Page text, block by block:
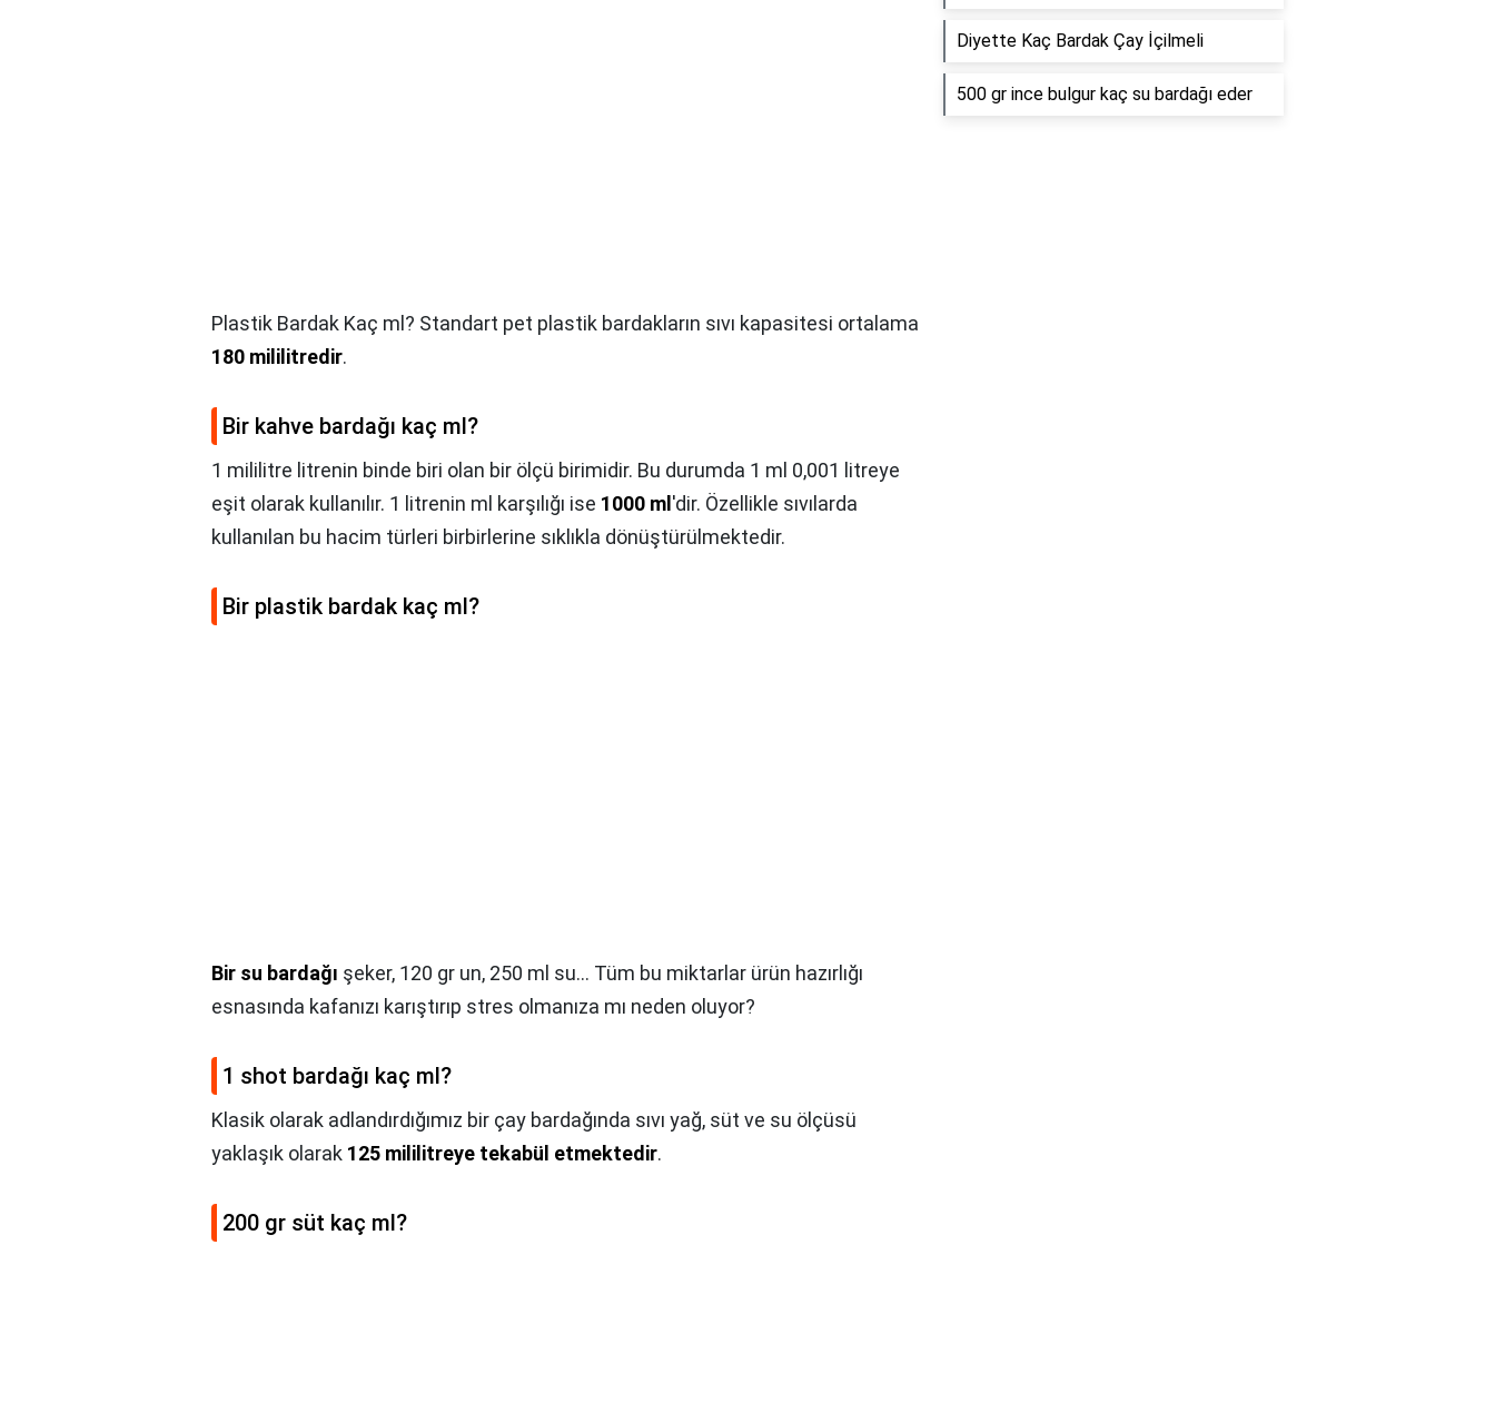
Plastik Bardak Kaç ml? Standart pet plastik bardakların sıvı kapasitesi ortalama
180 mililitredir.
Bir kahve bardağı kaç ml?
1 mililitre litrenin binde biri olan bir ölçü birimidir. Bu durumda 1 ml 0,001 litreye
eşit olarak kullanılır. 1 litrenin ml karşılığı ise 1000 ml 'dir. Özellikle sıvılarda
kullanılan bu hacim türleri birbirlerine sıklıkla dönüştürülmektedir.
Bir plastik bardak kaç ml?
Bir su bardağı şeker, 120 gr un, 250 ml su… Tüm bu miktarlar ürün hazırlığı
esnasında kafanızı karıştırıp stres olmanıza mı neden oluyor?
1 shot bardağı kaç ml?
Klasik olarak adlandırdığımız bir çay bardağında sıvı yağ, süt ve su ölçüsü
yaklaşık olarak 125 mililitreye tekabül etmektedir.
200 gr süt kaç ml?
Diyette Kaç Bardak Çay İçilmeli
500 gr ince bulgur kaç su bardağı eder